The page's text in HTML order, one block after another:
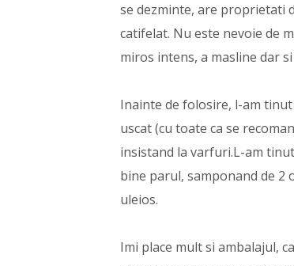
se dezminte, are proprietati
catifelat. Nu este nevoie de
miros intens, a masline dar
Inainte de folosire, l-am
uscat (cu toate ca se
insistand la varfuri.L-am
bine parul, samponand de 2
uleios.
Imi place mult si ambalajul,